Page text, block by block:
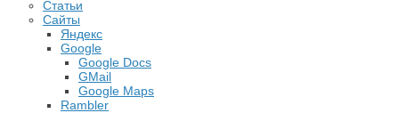
Статьи
Сайты
Яндекс
Google
Google Docs
GMail
Google Maps
Rambler